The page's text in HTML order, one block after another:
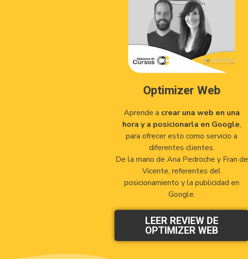
Optimizer Web
Aprende a crear una web en una
hora y a posicionarla en Google,
para ofrecer esto como servicio a
diferentes clientes.
De la mano de Ana Pedroche y Fran de
Vicente, referentes del
posicionamiento y la publicidad en
Google.
LEER REVIEW DE
OPTIMIZER WEB